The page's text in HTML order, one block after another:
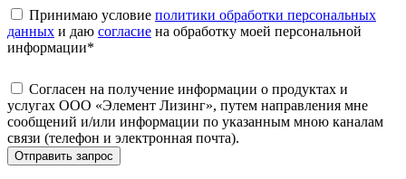
Принимаю условие политики обработки персональных
данных и даю согласие на обработку моей персональной
информации*
Согласен на получение информации о продуктах и
услугах ООО «Элемент Лизинг», путем направления мне
сообщений и/или информации по указанным мною каналам
связи (телефон и электронная почта).
Отправить запрос